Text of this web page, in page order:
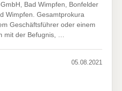
Bad Wimpfen, Bonfelder
Wimpfen. Gesamtprokura
Geschäftsführer oder einem
mit der Befugnis, …
05.08.2021